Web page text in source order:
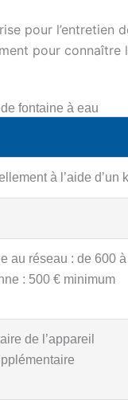
pour l’entretien
pour connaître
fontaine à eau
à l’aide
au réseau : de 600
: 500 € minimum
de l’appareil